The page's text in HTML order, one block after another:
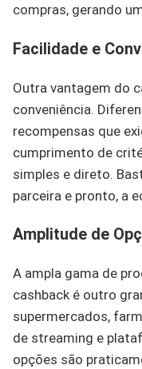
compras, gerando
Facilidade e
Outra vantagem do
conveniência.
recompensas que
cumprimento de
simples e direto.
parceira e pronto, a
Amplitude de
A ampla gama de
cashback é outro
supermercados,
de streaming e
opções são